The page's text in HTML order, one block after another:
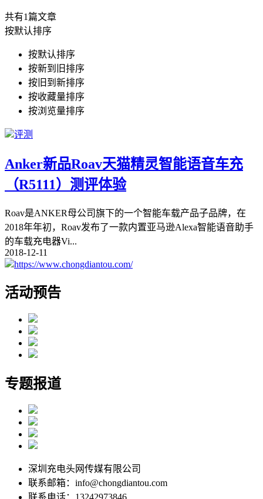
共有1篇文章
按默认排序
按默认排序
按新到旧排序
按旧到新排序
按收藏量排序
按浏览量排序
评测
Anker新品Roav天猫精灵智能语音车充
（R5111）测评体验
Roav是ANKER母公司旗下的一个智能车载产品子品牌，在
2018年年初，Roav发布了一款内置亚马逊Alexa智能语音助手
的车载充电器Vi...
2018-12-11
https://www.chongdiantou.com/
活动预告
专题报道
深圳充电头网传媒有限公司
联系邮箱：info@chongdiantou.com